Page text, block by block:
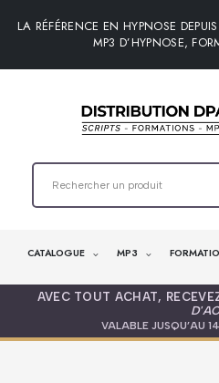
LA RÉFÉRENCE EN HYPNOSE
MP3 D’HYPNOSE,
CATALOGUE MP3
AVEC TOUT ACHAT,
VALABLE JUSQU’AU